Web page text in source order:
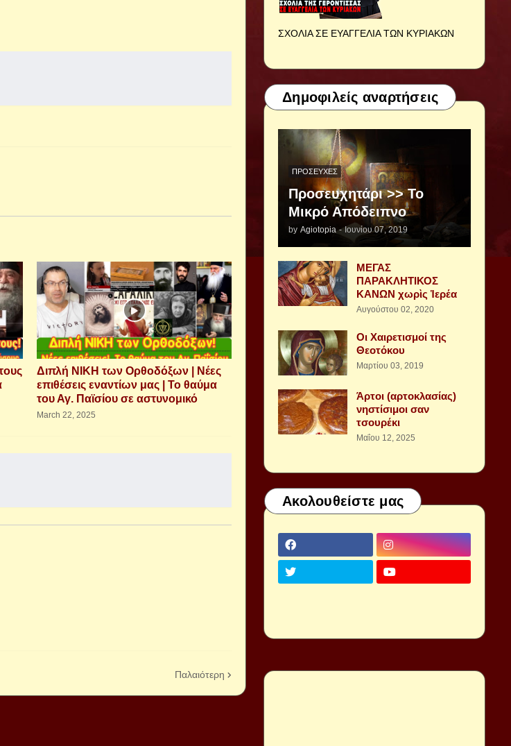
Διπλή ΝΙΚΗ των Ορθοδόξων | Νέες
επιθέσεις εναντίων μας | Το θαύμα
του Αγ. Παϊσίου σε αστυνομικό
March 22, 2025
Παλαιότερη
ΣΧΟΛΙΑ ΣΕ ΕΥΑΓΓΕΛΙΑ ΤΩΝ ΚΥΡΙΑΚΩΝ
Δημοφιλείς αναρτήσεις
ΠΡΟΣΕΥΧΈΣ
Προσευχητάρι >> Το
Μικρό Απόδειπνο
by Agiotopia - Ιουνίου 07, 2019
ΜΕΓΑΣ
ΠΑΡΑΚΛΗΤΙΚΟΣ
ΚΑΝΩΝ χωρὶς Ἱερέα
Αυγούστου 02, 2020
Οι Χαιρετισμοί της
Θεοτόκου
Μαρτίου 03, 2019
Άρτοι (αρτοκλασίας)
νηστίσιμοι σαν
τσουρέκι
Μαΐου 12, 2025
Ακολουθείστε μας